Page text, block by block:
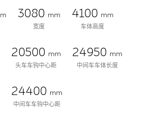
m
3080 mm
宽度
4100 mm
车体高度
20500 mm
头车车钩中心距
24950 mm
中间车车体长度
24400 mm
中间车车钩中心距